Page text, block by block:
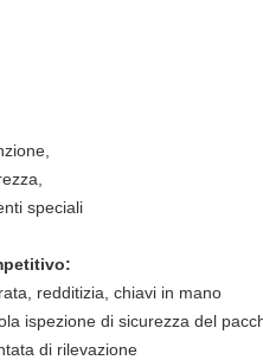
speciali
redditizia, chiavi in mano
ispezione di sicurezza del
di rilevazione